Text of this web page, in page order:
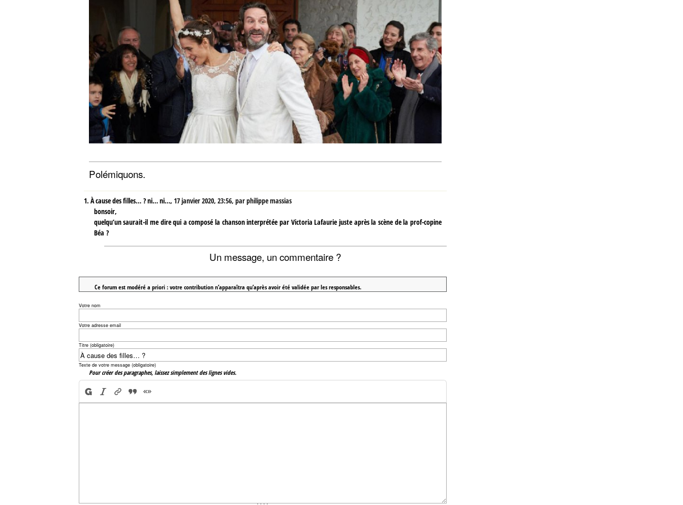
Polémiquons.
1. À cause des filles… ? ni… ni…, 17 janvier 2020, 23:56, parphilippe massias
bonsoir,
quelqu’un saurait-il me dire qui a composé la chanson interprétée par Victoria Lafaurie juste après la scène de la prof-copine
Béa ?
Un message, un commentaire ?
Ce forum est modéré a priori : votre contribution n’apparaîtra qu’après avoir été validée par les responsables.
Votre nom
Votre adresse email
Titre (obligatoire)
Texte de votre message (obligatoire)
Pour créer des paragraphes, laissez simplement des lignes vides.